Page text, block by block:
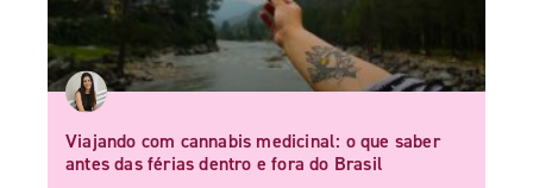
Viajando com cannabis medicinal: o que saber
antes das férias dentro e fora do Brasil